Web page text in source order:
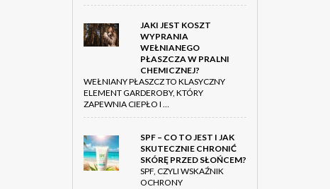
JAKI JEST KOSZT
WYPRANIA
WEŁNIANEGO
PŁASZCZA W PRALNI
CHEMICZNEJ?
WEŁNIANY PŁASZCZ TO KLASYCZNY
ELEMENT GARDEROBY, KTÓRY
ZAPEWNIA CIEPŁO I …
SPF – CO TO JEST I JAK
SKUTECZNIE CHRONIĆ
SKÓRĘ PRZED SŁOŃCEM?
SPF, CZYLI WSKAŹNIK
OCHRONY